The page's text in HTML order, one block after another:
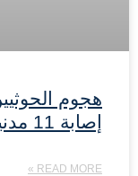
هجوم
إصابة 11 مدنياً
READ MORE »